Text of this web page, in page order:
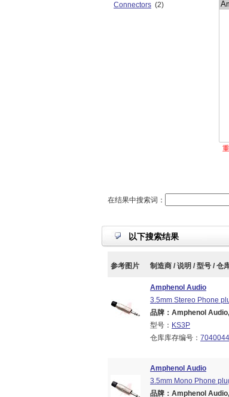
Connectors (2)
在结果中搜索词：
以下搜索结果
参考图片 制造商 / 说明 / 型号 / 仓
Amphenol Audio
3.5mm Stereo Phone
品牌：Amphenol
型号： KS3P
仓库库存编号：
Amphenol Audio
3.5mm Mono Phone
品牌：Amphenol